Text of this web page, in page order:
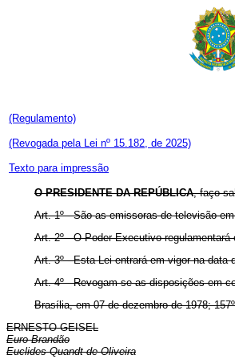
(Regulamento)
(Revogada pela Lei nº 15.182, de 2025)
Texto para impressão
O PRESIDENTE DA REPÚBLICA, faço
Art. 1º - São as emissoras de televisão
Art. 2º - O Poder Executivo
Art. 3º - Esta Lei entrará em vigor na data
Art. 4º - Revogam-se as disposições em
Brasília, em 07 de dezembro de 1978;
ERNESTO GEISEL
Euro Brandão
Euclides Quandt de Oliveira